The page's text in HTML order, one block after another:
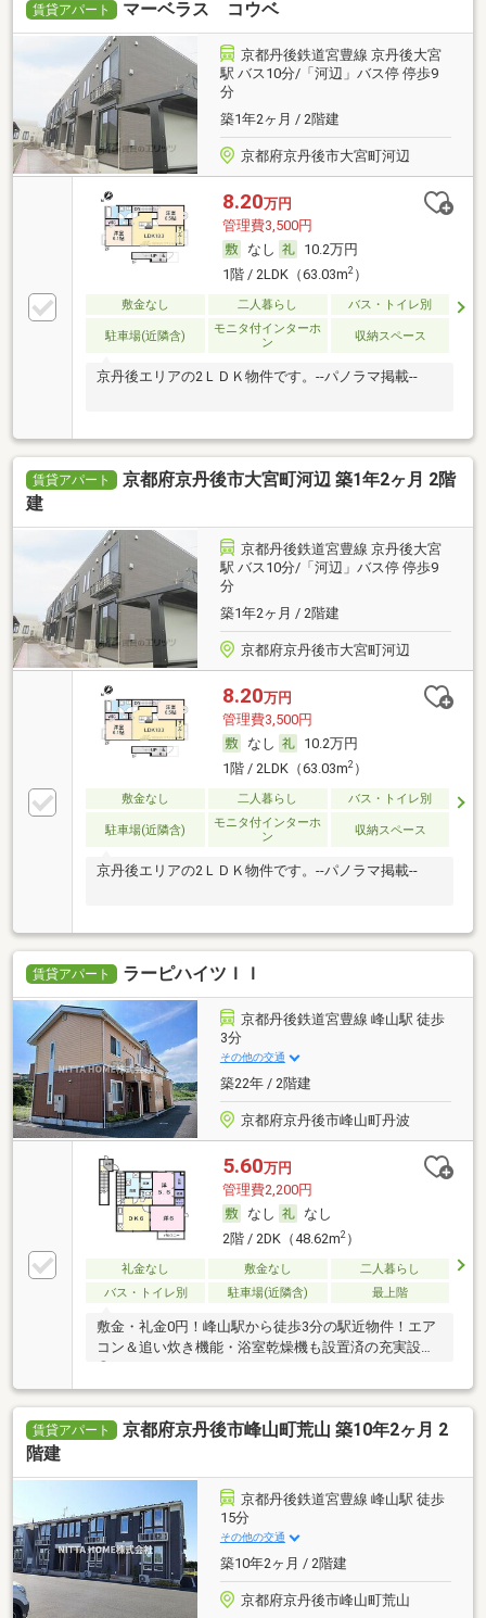
賃貸アパート マーベラス コウベ
京都丹後鉄道宮豊線 京丹後大宮
駅 バス10分/「河辺」バス停 停歩9
分
築1年2ヶ月 / 2階建
京都府京丹後市大宮町河辺
8.20万円
管理費3,500円
なし
10.2万円
1階 / 2LDK（63.03m2）
敷金なし 二人暮らし バス・トイレ別
駐車場(近隣含)
モニタ付インターホ
ン
収納スペース
京丹後エリアの2ＬＤＫ物件です。--パノラマ掲載--
賃貸アパート
京都府京丹後市大宮町河辺 築1年2ヶ月 2階
建
京都丹後鉄道宮豊線 京丹後大宮
駅 バス10分/「河辺」バス停 停歩9
分
築1年2ヶ月 / 2階建
京都府京丹後市大宮町河辺
8.20万円
管理費3,500円
なし
10.2万円
1階 / 2LDK（63.03m2）
敷金なし 二人暮らし バス・トイレ別
駐車場(近隣含)
モニタ付インターホ
ン
収納スペース
京丹後エリアの2ＬＤＫ物件です。--パノラマ掲載--
賃貸アパート ラーピハイツＩＩ
京都丹後鉄道宮豊線 峰山駅 徒歩
3分
その他の交通
築22年 / 2階建
京都府京丹後市峰山町丹波
5.60万円
管理費2,200円
なし
なし
2階 / 2DK（48.62m2）
礼金なし 敷金なし
二人暮らし
バス・トイレ別
駐車場(近隣含) 最上階
敷金・礼金0円！峰山駅から徒歩3分の駅近物件！エア
コン＆追い炊き機能・浴室乾燥機も設置済の充実設備
賃貸アパート
京都府京丹後市峰山町荒山 築10年2ヶ月 2
階建
京都丹後鉄道宮豊線 峰山駅 徒歩
15分
その他の交通
築10年2ヶ月 / 2階建
京都府京丹後市峰山町荒山